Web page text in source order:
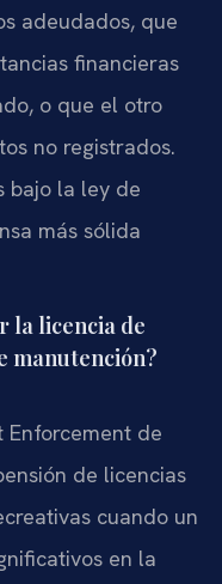
adeudados, que
financieras
o que el otro
no registrados.
bajo la ley de
más sólida
la licencia de
manutención?
Enforcement de
de licencias
cuando un
en la